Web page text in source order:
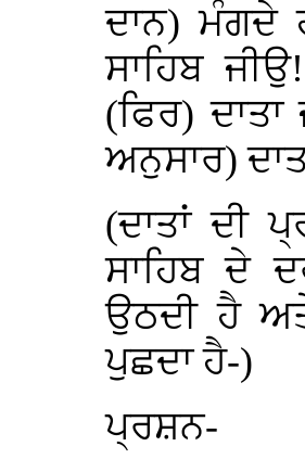
ਦਾਨ) ਮੰਗਦੇ
ਸਾਹਿਬ
(ਫਿਰ)
ਅਨੁਸਾਰ)
(ਦਾਤਾਂ ਦੀ
ਸਾਹਿਬ ਦੇ
ਉਠਦੀ ਹੈ
ਪੁਛਦਾ ਹੈ-)
ਪ੍ਰਸ਼ਨ-